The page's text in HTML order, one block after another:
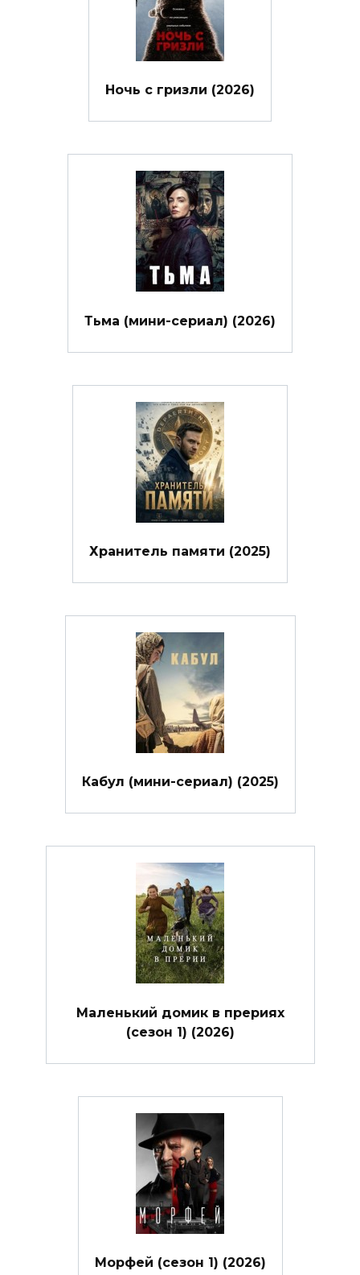
Ночь с гризли (2026)
Тьма (мини-сериал) (2026)
Хранитель памяти (2025)
Кабул (мини-сериал) (2025)
Маленький домик в прериях
(сезон 1) (2026)
Морфей (сезон 1) (2026)